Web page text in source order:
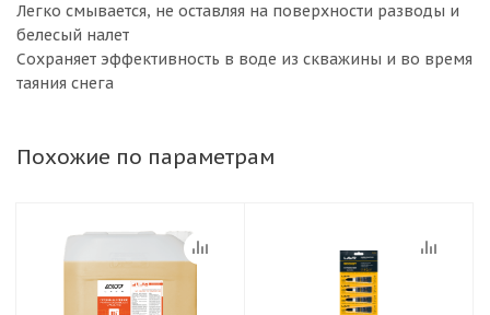
Легко смывается, не оставляя на поверхности разводы и
белесый налет
Сохраняет эффективность в воде из скважины и во время
таяния снега
Похожие по параметрам